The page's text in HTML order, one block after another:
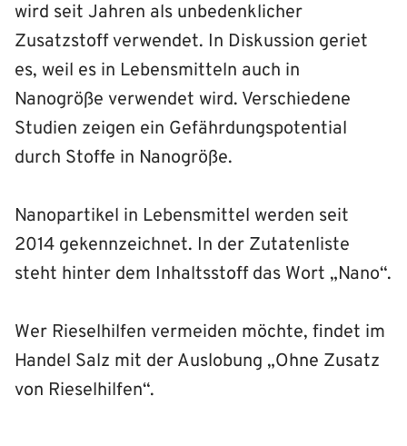
wird seit Jahren als unbedenklicher
Zusatzstoff verwendet. In Diskussion geriet
es, weil es in Lebensmitteln auch in
Nanogröße verwendet wird. Verschiedene
Studien zeigen ein Gefährdungspotential
durch Stoffe in Nanogröße.
Nanopartikel in Lebensmittel werden seit
2014 gekennzeichnet. In der Zutatenliste
steht hinter dem Inhaltsstoff das Wort „Nano“.
Wer Rieselhilfen vermeiden möchte, findet im
Handel Salz mit der Auslobung „Ohne Zusatz
von Rieselhilfen“.